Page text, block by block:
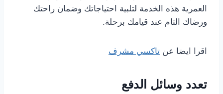
العمرية هذه الخدمة لتلبية احتياجاتك وضمان راحتك
ورضاك التام عند قيامك برحلة.
اقرا ايضا عن تاكسي مشرف
تعدد وسائل الدفع